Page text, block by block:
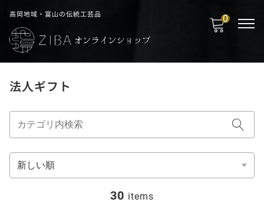
高岡地域・富山の伝統工芸品 0
法人ギフト
30 items